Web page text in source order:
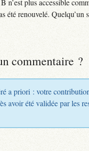
n’est plus accessible
été renouvelé. Quelqu’un
commentaire ?
a priori : votre
avoir été validée par les